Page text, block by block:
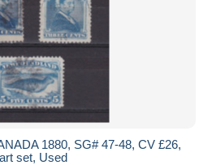
1880, SG# 47-48, CV £26,
set, Used